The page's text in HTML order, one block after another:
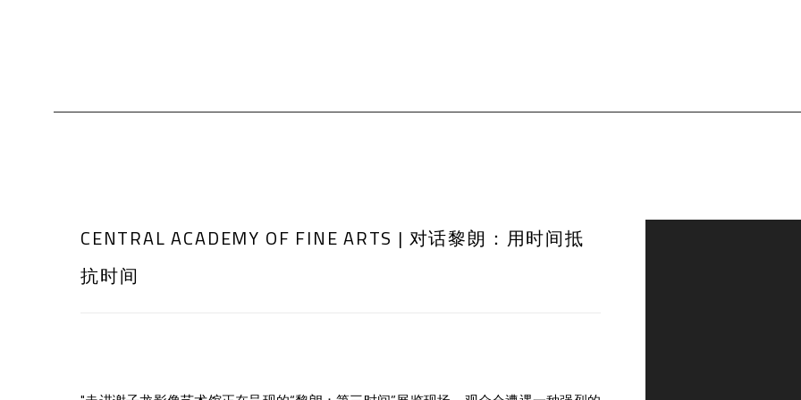
CENTRAL ACADEMY OF FINE ARTS | 对话黎朗：用时间抵
抗时间